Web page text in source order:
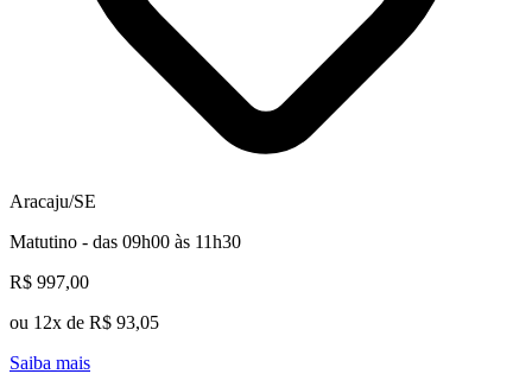
Aracaju/SE
Matutino - das 09h00 às 11h30
R$ 997,00
ou 12x de R$ 93,05
Saiba mais